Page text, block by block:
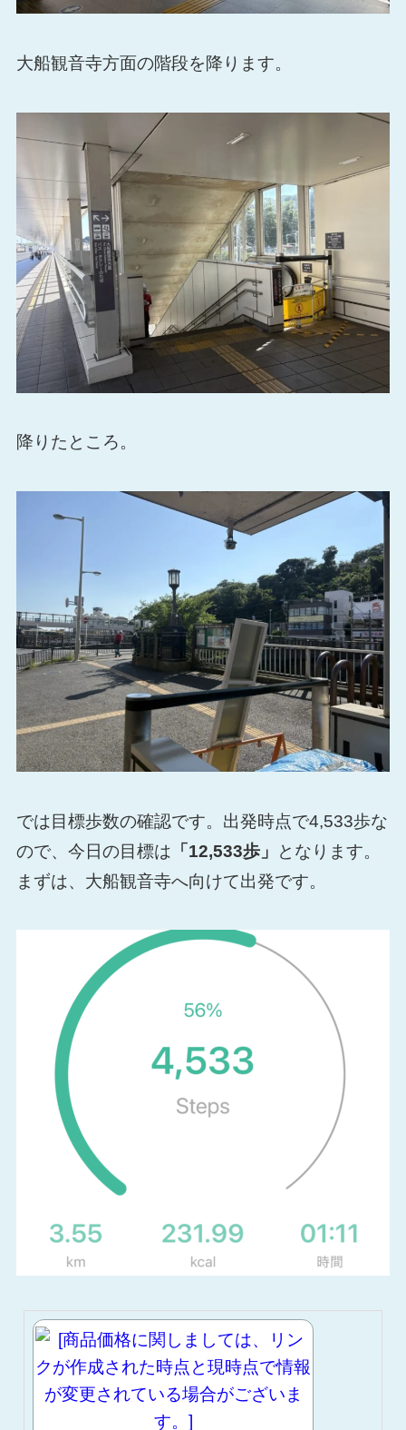
大船観音寺方面の階段を降ります。
降りたところ。
では目標歩数の確認です。出発時点で4,533歩な
ので、今日の目標は 「12,533歩」
となります。
まずは、大船観音寺へ向けて出発です。